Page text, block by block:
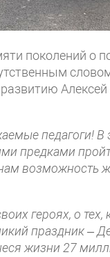
поколений о
педагоги!
предками
героях, о
праздник –
жизни 27